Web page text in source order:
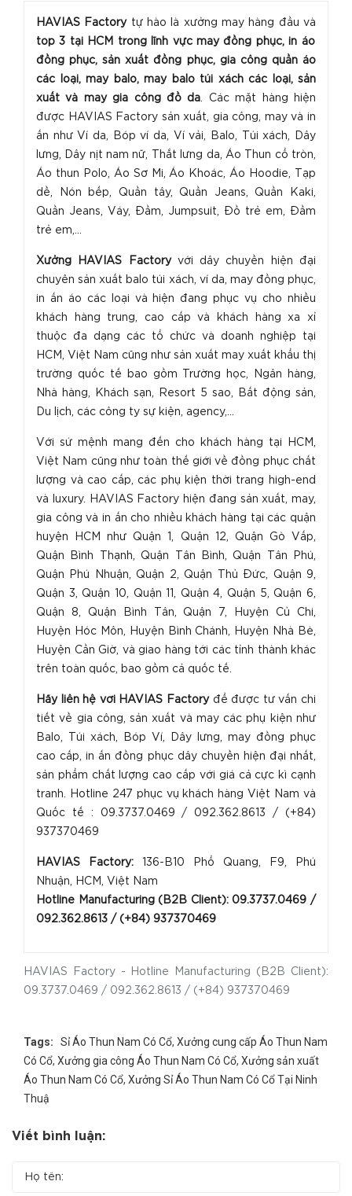
HAVIAS Factory - Hotline Manufacturing (B2B Client):
09.3737.0469 / 092.362.8613 / (+84) 937370469
HAVIAS Factorytự hào là xưởng may hàng đầu và
top 3 tại HCM trong lĩnh vực may đồng phục, in áo
đồng phục, sản xuất đồng phục, gia công quần áo
các loại, may balo, may balo túi xách các loại, sản
xuất và may gia công đồ da . Các mặt hàng hiện
được HAVIAS Factory sản xuất, gia công, may và in
ấn như Ví da, Bóp ví da, Ví vải, Balo, Túi xách, Dây
lưng, Dây nịt nam nữ, Thắt lưng da, Áo Thun cổ tròn,
Áo thun Polo, Áo Sơ Mi, Áo Khoác, Áo Hoodie, Tạp
dề, Nón bếp, Quần tây, Quần Jeans, Quần Kaki,
Quần Jeans, Váy, Đầm, Jumpsuit, Đồ trẻ em, Đầm
trẻ em,...
Xưởng HAVIAS Factoryvới dây chuyền hiện đại
chuyên sản xuất balo túi xách, ví da, may đồng phục,
in ấn áo các loại và hiện đang phục vụ cho nhiều
khách hàng trung, cao cấp và khách hàng xa xỉ
thuộc đa dạng các tổ chức và doanh nghiệp tại
HCM, Việt Nam cũng như sản xuất may xuất khẩu thị
trường quốc tế bao gồm Trường học, Ngân hàng,
Nhà hàng, Khách sạn, Resort 5 sao, Bất động sản,
Du lịch, các công ty sự kiện, agency,...
Với sứ mệnh mang đến cho khách hàng tại HCM,
Việt Nam cũng như toàn thế giới về đồng phục chất
lượng và cao cấp, các phụ kiện thời trang high-end
và luxury. HAVIAS Factory hiện đang sản xuất, may,
gia công và in ấn cho nhiều khách hàng tại các quận
huyện HCM như Quận 1, Quận 12, Quận Gò Vấp,
Quận Bình Thạnh, Quận Tân Bình, Quận Tân Phú,
Quận Phú Nhuận, Quận 2, Quận Thủ Đức, Quận 9,
Quận 3, Quận 10, Quận 11, Quận 4, Quận 5, Quận 6,
Quận 8, Quận Bình Tân, Quận 7, Huyện Củ Chi,
Huyện Hóc Môn, Huyện Bình Chánh, Huyện Nhà Bè,
Huyện Cần Giờ, và giao hàng tới các tỉnh thành khác
trên toàn quốc, bao gồm cả quốc tế.
H ãy liên hệ với HAVIAS Factoryđể được tư vấn chi
tiết về gia công, sản xuất và may các phụ kiện như
Balo, Túi xách, Bóp Ví, Dây lưng, may đồng phục
cao cấp, in ấn đồng phục dây chuyền hiện đại nhất,
sản phẩm chất lượng cao cấp với giá cả cực kì cạnh
tranh. Hotline 247 phục vụ khách hàng Việt Nam và
Quốc tế : 09.3737.0469 / 092.362.8613 / (+84)
937370469
HAVIAS Factory:
136-B10 Phổ Quang, F9, Phú
Nhuận, HCM, Việt Nam
Hotline Manufacturing (B2B Client): 09.3737.0469 /
092.362.8613 / (+84) 937370469
Tags: Sỉ Áo Thun Nam Có Cổ, Xưởng cung cấp Áo Thun Nam
Có Cổ, Xưởng gia công Áo Thun Nam Có Cổ, Xưởng sản xuất
Áo Thun Nam Có Cổ, Xưởng Sỉ Áo Thun Nam Có Cổ Tại Ninh
Thuậ
Viết bình luận: